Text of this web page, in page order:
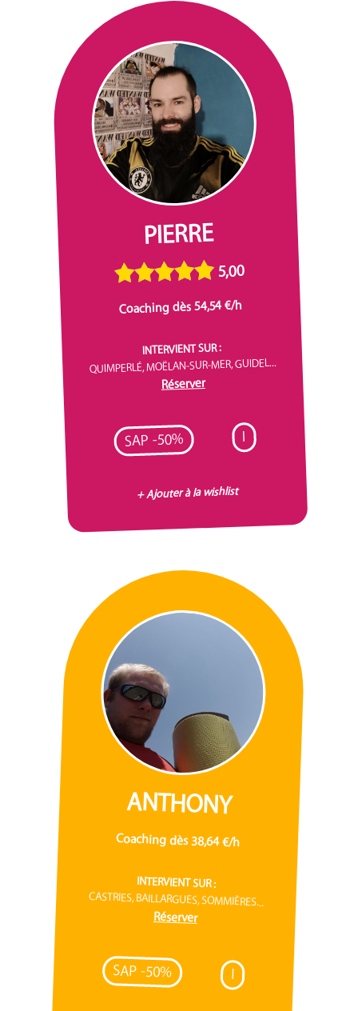
PIERRE
5,00
Coaching dès 54,54 €/h
INTERVIENT SUR :
QUIMPERLÉ, MOËLAN-SUR-MER, GUIDEL...
Réserver
SAP -50% I
+ Ajouter à la wishlist
ANTHONY
Coaching dès 38,64 €/h
INTERVIENT SUR :
CASTRIES, BAILLARGUES, SOMMIÈRES...
Réserver
SAP -50% I